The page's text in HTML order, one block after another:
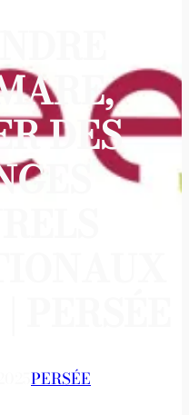
DES
PERSÉE